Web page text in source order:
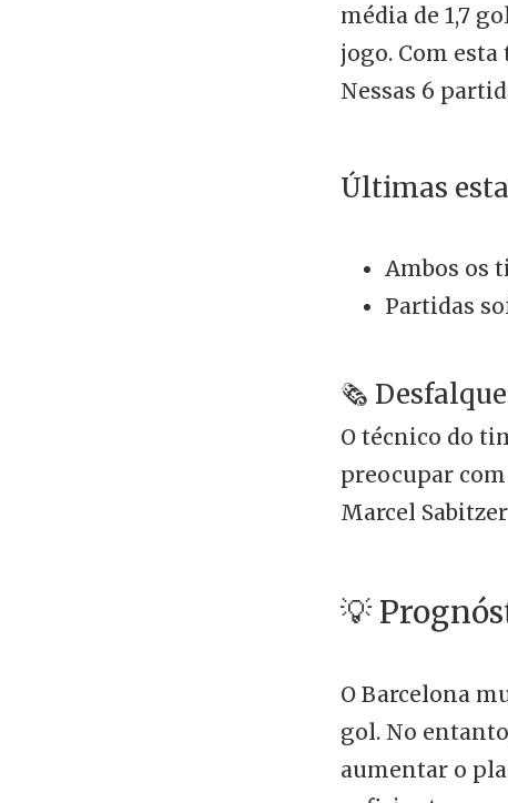
média de 1,7
jogo. Com
Nessas 6
Últimas
Ambos os
Partidas
🗞️
O técnico do
preocupar
Marcel
💡
O Barcelona
gol. No
aumentar o